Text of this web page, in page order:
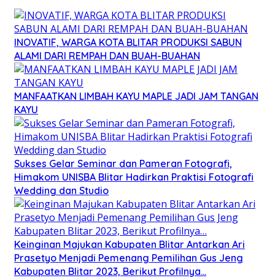
INOVATIF, WARGA KOTA BLITAR PRODUKSI SABUN
ALAMI DARI REMPAH DAN BUAH-BUAHAN
MANFAATKAN LIMBAH KAYU MAPLE JADI JAM TANGAN
KAYU
Sukses Gelar Seminar dan Pameran Fotografi,
Himakom UNISBA Blitar Hadirkan Praktisi Fotografi
Wedding dan Studio
Keinginan Majukan Kabupaten Blitar Antarkan Ari
Prasetyo Menjadi Pemenang Pemilihan Gus Jeng
Kabupaten Blitar 2023, Berikut Profilnya…